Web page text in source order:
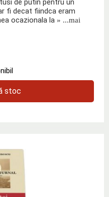
fi decat fiindca eram
ocazionala la » ...mai
stoc